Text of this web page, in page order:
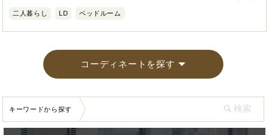
二人暮らし LD ベッドルーム
コーディネートを探す
キーワードから探す